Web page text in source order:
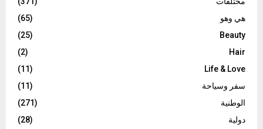
هي وهو
(65)
Beauty
(25)
Hair
(2)
Life & Love
(11)
سفر وسياحة
(11)
الوطنية
(271)
دولية
(28)